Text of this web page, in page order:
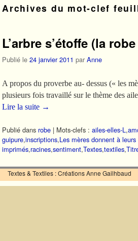
Archives du mot-clef
L’arbre s’étoffe (la
Publié le 24 janvier 2011 par Anne
A propos du proverbe au- dessus (« les
plusieurs fois travaillé sur le thème des
Lire la suite →
Publié dans robe | Mots-clefs : ailes-elles-L,
guipure,inscriptions,Les mères donnent à
imprimés,racines,sentiment,Textes,textiles,
Textes & Textiles : Créations Anne Gailhbaud